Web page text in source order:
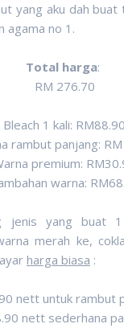
yang aku dah buat
agama no 1.
Total harga:
RM 276.70
Bleach 1 kali: RM88.90
rambut panjang:
premium:
warna:
jenis yang buat
merah ke,
harga biasa :
nett untuk rambut
nett sederhana